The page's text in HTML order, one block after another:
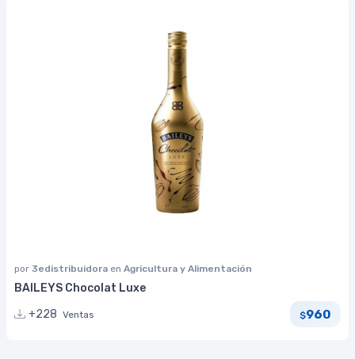
por 3edistribuidora en Agricultura y Alimentación
BAILEYS Chocolat Luxe
+228 Ventas $960